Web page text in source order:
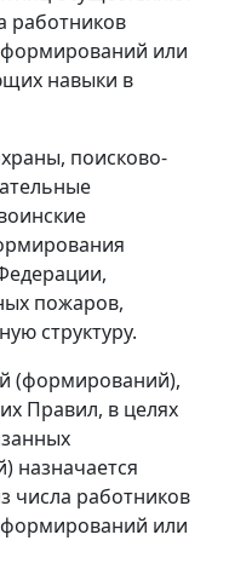
работников
или
навыки в
поисково-
пожаров,
структуру.
(формирований),
Правил, в целях
назначается
числа работников
или